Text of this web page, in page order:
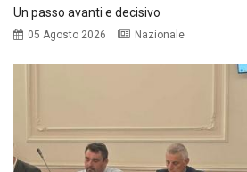
Un passo avanti e decisivo
05 Agosto 2026 Nazionale